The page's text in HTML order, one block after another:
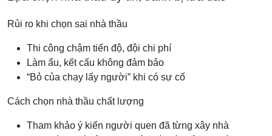
Rủi ro khi chọn sai nhà thầu
Thi công chậm tiến độ, đội chi phí
Làm ẩu, kết cấu không đảm bảo
“Bỏ của chạy lấy người” khi có sự cố
Cách chọn nhà thầu chất lượng
Tham khảo ý kiến người quen đã từng xây nhà